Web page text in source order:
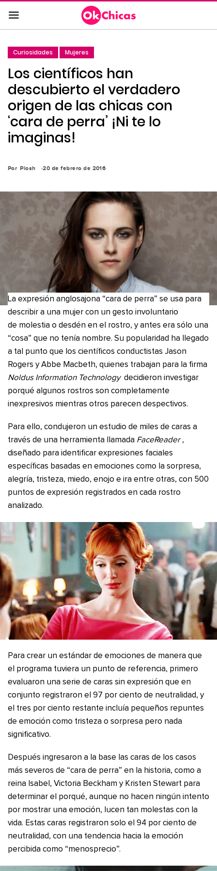
Saltar
al
contenido
la
navegación
principal
Curiosidades Mujeres
Los científicos han
descubierto el verdadero
origen de las chicas con
‘cara de perra’ ¡Ni te lo
imaginas!
Por Piosh 20 de febrero de 2016
La expresión anglosajona “cara de perra” se usa para
describir a una mujer con un gesto involuntario
de molestia o desdén en el rostro, y antes era sólo una
“cosa” que no tenía nombre. Su popularidad ha llegado
a tal punto que los científicos conductistas Jason
Rogers y Abbe Macbeth, quienes trabajan para la firma
Noldus Information Technology decidieron investigar
porqué algunos rostros son completamente
inexpresivos mientras otros parecen despectivos.
Para ello, condujeron un estudio de miles de caras a
través de una herramienta llamada FaceReader ,
diseñado para identificar expresiones faciales
específicas basadas en emociones como la sorpresa,
alegría, tristeza, miedo, enojo e ira entre otras, con 500
puntos de expresión registrados en cada rostro
analizado.
Para crear un estándar de emociones de manera que
el programa tuviera un punto de referencia, primero
evaluaron una serie de caras sin expresión que en
conjunto registraron el 97 por ciento de neutralidad, y
el tres por ciento restante incluía pequeños repuntes
de emoción como tristeza o sorpresa pero nada
significativo.
Después ingresaron a la base las caras de los casos
más severos de “cara de perra” en la historia, como a
reina Isabel, Victoria Beckham y Kristen Stewart para
determinar el porqué, aunque no hacen ningún intento
por mostrar una emoción, lucen tan molestas con la
vida. Estas caras registraron solo el 94 por ciento de
neutralidad, con una tendencia hacia la emoción
percibida como “menosprecio”.